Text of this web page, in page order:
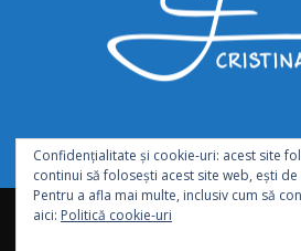
abonează-te hartă site
Confidențialitate și cookie-uri: acest site
continui să folosești acest site web, ești
Pentru a afla mai multe, inclusiv cum să
aici: Politică cookie-uri